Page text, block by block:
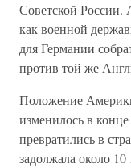
Советской России.
как военной
для Германии
против той же
Положение
изменилось в
превратились в
задолжала около